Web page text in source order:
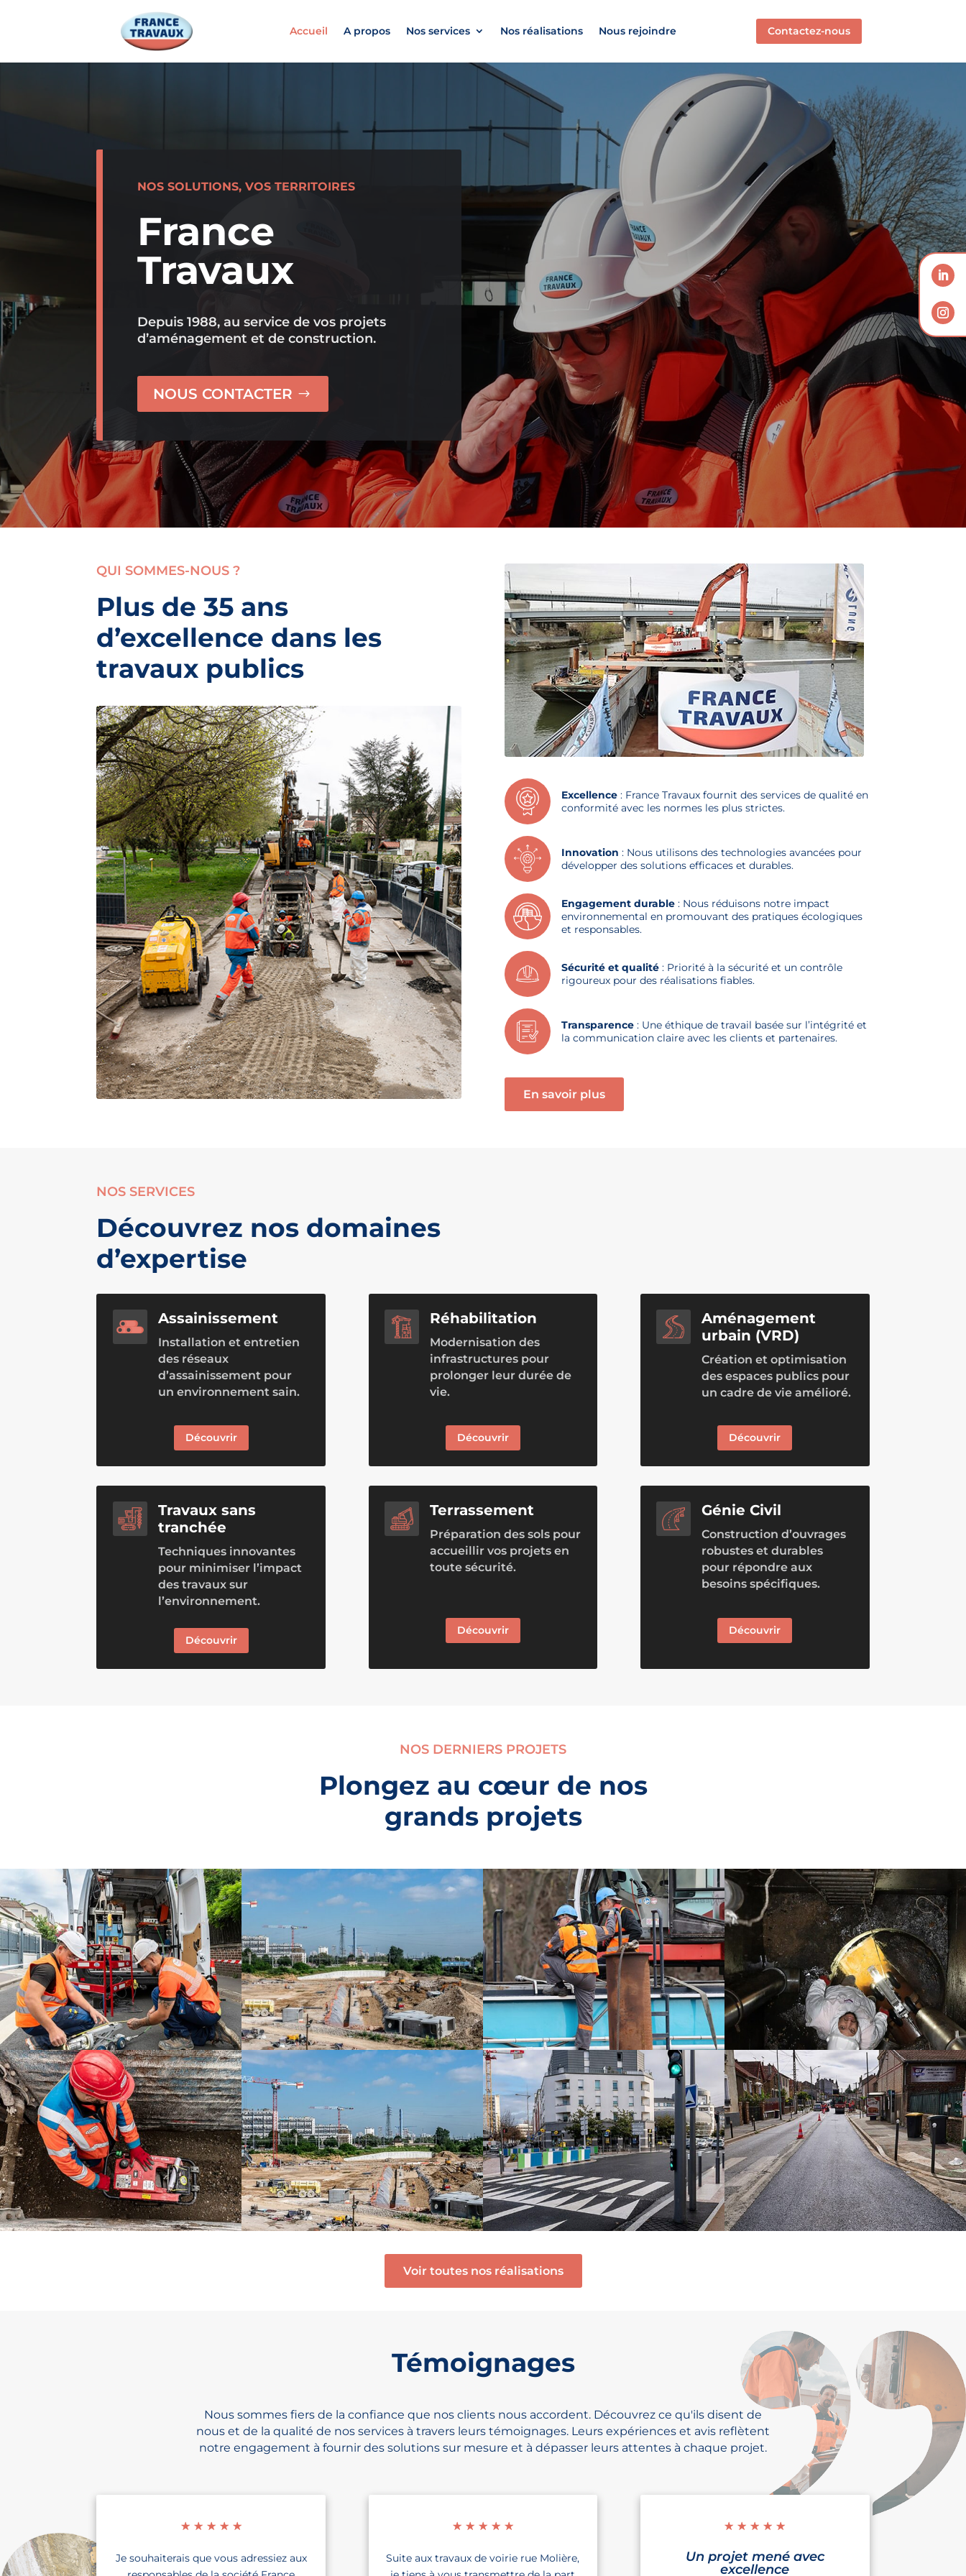
Accueil A propos Nos services Nos réalisations Nous rejoindre Contactez-nous
NOS SOLUTIONS, VOS TERRITOIRES
France
Travaux
Depuis 1988, au service de vos projets
d’aménagement et de construction.
NOUS CONTACTER
QUI SOMMES-NOUS ?
Plus de 35 ans
d’excellence dans les
travaux publics
Excellence: France Travaux fournit des services de qualité en
conformité avec les normes les plus strictes.
Innovation : Nous utilisons des technologies avancées pour
développer des solutions efficaces et durables.
Engagement durable: Nous réduisons notre impact
environnemental en promouvant des pratiques écologiques
et responsables.
Sécurité et qualité: Priorité à la sécurité et un contrôle
rigoureux pour des réalisations fiables.
Transparence: Une éthique de travail basée sur l’intégrité et
la communication claire avec les clients et partenaires.
En savoir plus
NOS SERVICES
Découvrez nos domaines
d’expertise
Assainissement
Installation et entretien
des réseaux
d’assainissement pour
un environnement sain.
Découvrir
Réhabilitation
Modernisation des
infrastructures pour
prolonger leur durée de
vie.
Découvrir
Aménagement
urbain (VRD)
Création et optimisation
des espaces publics pour
un cadre de vie amélioré.
Découvrir
Travaux sans
tranchée
Techniques innovantes
pour minimiser l’impact
des travaux sur
l’environnement.
Découvrir
Terrassement
Préparation des sols pour
accueillir vos projets en
toute sécurité.
Découvrir
Génie Civil
Construction d’ouvrages
robustes et durables
pour répondre aux
besoins spécifiques.
Découvrir
NOS DERNIERS PROJETS
Plongez au cœur de nos
grands projets
Voir toutes nos réalisations
Témoignages
Nous sommes fiers de la confiance que nos clients nous accordent. Découvrez ce qu'ils disent de
nous et de la qualité de nos services à travers leurs témoignages. Leurs expériences et avis reflètent
notre engagement à fournir des solutions sur mesure et à dépasser leurs attentes à chaque projet.
☆ ☆ ☆ ☆ ☆
Je souhaiterais que vous adressiez aux
☆ ☆ ☆ ☆ ☆
Suite aux travaux de voirie rue Molière,
☆ ☆ ☆ ☆ ☆
Un projet mené avec
excellence